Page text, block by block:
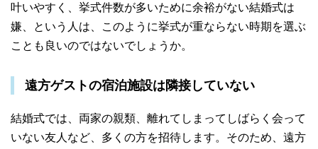
叶いやすく、挙式件数が多いために余裕がない結婚式は
嫌、という人は、このように挙式が重ならない時期を選ぶ
ことも良いのではないでしょうか。
遠方ゲストの宿泊施設は隣接していない
結婚式では、両家の親類、離れてしまってしばらく会って
いない友人など、多くの方を招待します。そのため、遠方